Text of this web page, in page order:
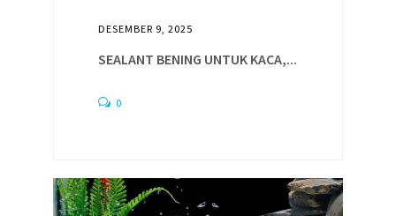
DESEMBER 9, 2025
SEALANT BENING UNTUK KACA,...
0